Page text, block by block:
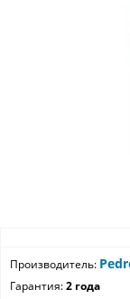
Производитель:
Гарантия:2 года